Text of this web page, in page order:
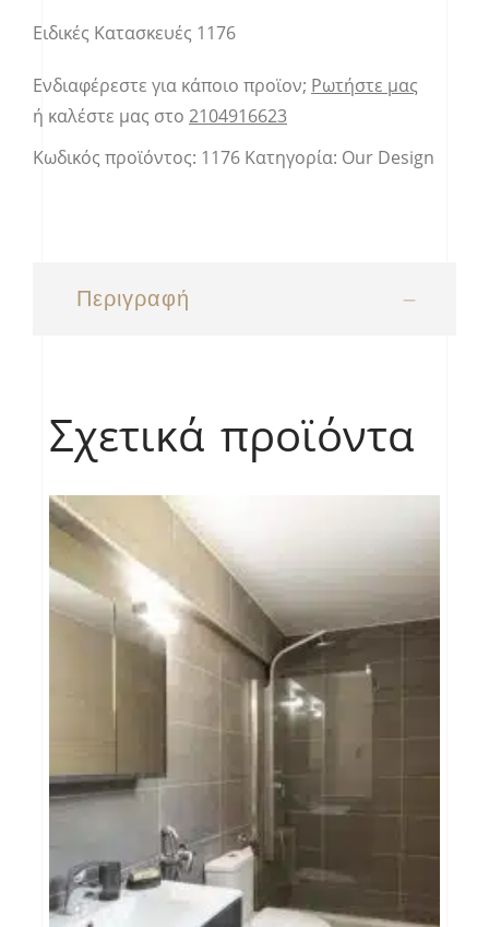
Ειδικές Κατασκευές 1176
Ενδιαφέρεστε για κάποιο προϊον; Ρωτήστε μας
ή καλέστε μας στο 2104916623
Κωδικός προϊόντος: 1176 Κατηγορία: Our Design
Περιγραφή
Σχετικά προϊόντα